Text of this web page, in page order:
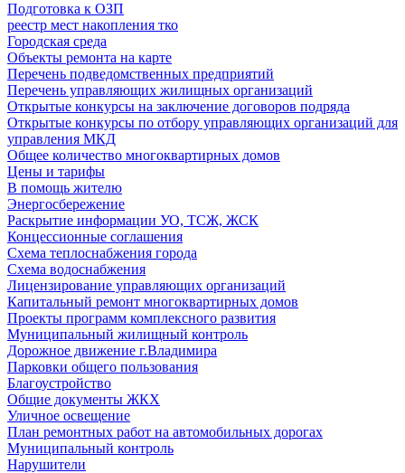
Подготовка к ОЗП
реестр мест накопления тко
Городская среда
Объекты ремонта на карте
Перечень подведомственных предприятий
Перечень управляющих жилищных организаций
Открытые конкурсы на заключение договоров подряда
Открытые конкурсы по отбору управляющих организаций для
управления МКД
Общее количество многоквартирных домов
Цены и тарифы
В помощь жителю
Энергосбережение
Раскрытие информации УО, ТСЖ, ЖСК
Концессионные соглашения
Схема теплоснабжения города
Схема водоснабжения
Лицензирование управляющих организаций
Капитальный ремонт многоквартирных домов
Проекты программ комплексного развития
Муниципальный жилищный контроль
Дорожное движение г.Владимира
Парковки общего пользования
Благоустройство
Общие документы ЖКХ
Уличное освещение
План ремонтных работ на автомобильных дорогах
Муниципальный контроль
Нарушители